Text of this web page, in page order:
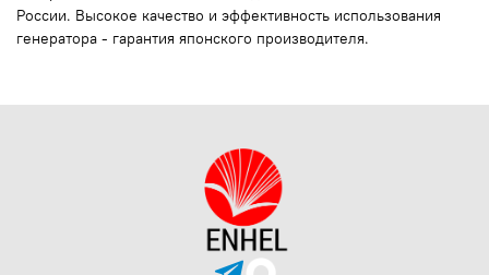
России. Высокое качество и эффективность использования
генератора - гарантия японского производителя.